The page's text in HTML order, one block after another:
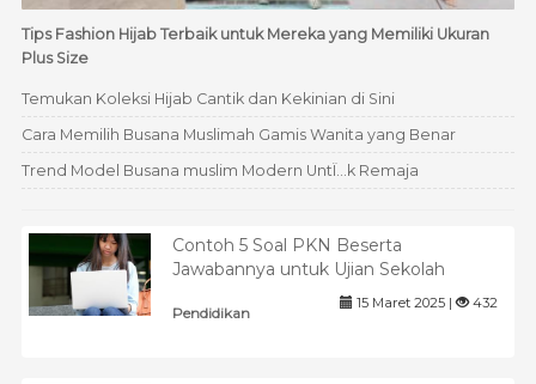
Tips Fashion Hijab Terbaik untuk Mereka yang Memiliki Ukuran
Plus Size
Temukan Koleksi Hijab Cantik dan Kekinian di Sini
Cara Memilih Busana Muslimah Gamis Wanita yang Benar
Trend Model Busana muslim Modern UntÏ…k Remaja
Contoh 5 Soal PKN Beserta
Jawabannya untuk Ujian Sekolah
Pendidikan
15 Maret 2025 | 432